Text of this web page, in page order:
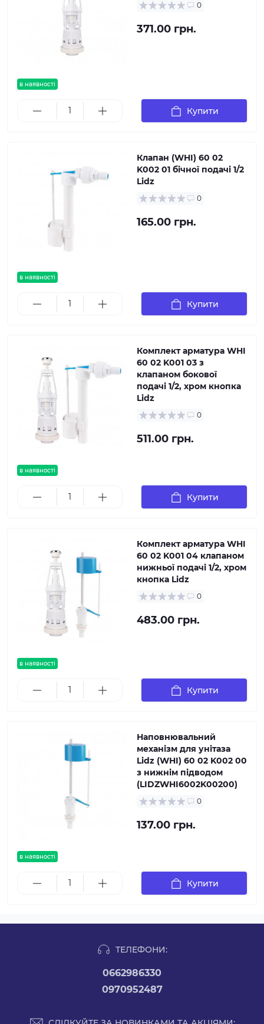
в наявності
0
371.00 грн.
Купити
в наявності
Клапан (WHI) 60 02
K002 01 бічної подачі 1/2
Lidz
0
165.00 грн.
Купити
в наявності
Комплект арматура WHI
60 02 K001 03 з
клапаном бокової
подачі 1/2, хром кнопка
Lidz
0
511.00 грн.
Купити
в наявності
Комплект арматура WHI
60 02 K001 04 клапаном
нижньої подачі 1/2, хром
кнопка Lidz
0
483.00 грн.
Купити
в наявності
Наповнювальний
механізм для унітаза
Lidz (WHI) 60 02 K002 00
з нижнім підводом
(LIDZWHI6002K00200)
0
137.00 грн.
Купити
ТЕЛЕФОНИ:
0662986330
0970952487